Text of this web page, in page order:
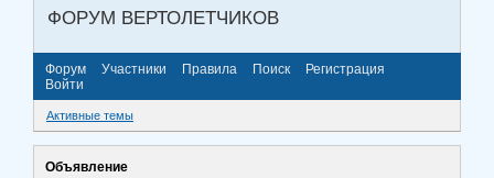
ФОРУМ ВЕРТОЛЕТЧИКОВ
Форум Участники Правила Поиск
Регистрация
Войти
Активные темы
Объявление